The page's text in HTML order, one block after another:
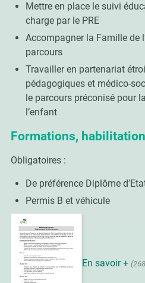
Mettre en place le suivi
charge par le PRE
Accompagner la Famille de
parcours
Travailler en partenariat
pédagogiques et médico-
le parcours préconisé pour
l’enfant
Formations,
Obligatoires :
De préférence Diplôme
Permis B et véhicule
En savoir +